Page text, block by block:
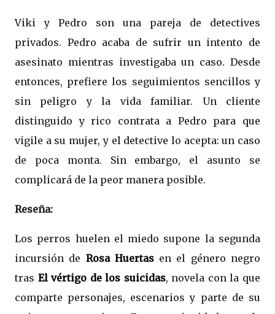
Viki y Pedro son una pareja de detectives
privados. Pedro acaba de sufrir un intento de
asesinato mientras investigaba un caso. Desde
entonces, prefiere los seguimientos sencillos y
sin peligro y la vida familiar. Un cliente
distinguido y rico contrata a Pedro para que
vigile a su mujer, y el detective lo acepta: un caso
de poca monta. Sin embargo, el asunto se
complicará de la peor manera posible.
Reseña:
Los perros huelen el miedo supone la segunda
incursión de Rosa Huertasen el género negro
tras El vértigo de los suicidas, novela con la que
comparte personajes, escenarios y parte de su